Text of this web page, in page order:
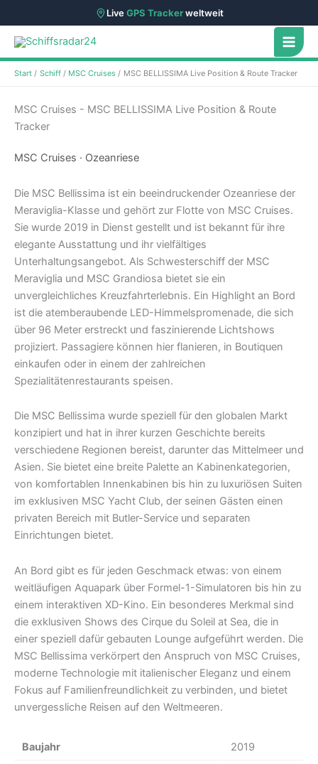
LiveGPS Trackerweltweit
Zum
Inhalt
springen
Start Schiff MSC Cruises MSC BELLISSIMA Live Position & Route Tracker
MSC Cruises - MSC BELLISSIMA Live Position & Route
Tracker
MSC Cruises · Ozeanriese
Die MSC Bellissima ist ein beeindruckender Ozeanriese der
Meraviglia-Klasse und gehört zur Flotte von MSC Cruises.
Sie wurde 2019 in Dienst gestellt und ist bekannt für ihre
elegante Ausstattung und ihr vielfältiges
Unterhaltungsangebot. Als Schwesterschiff der MSC
Meraviglia und MSC Grandiosa bietet sie ein
unvergleichliches Kreuzfahrterlebnis. Ein Highlight an Bord
ist die atemberaubende LED-Himmelspromenade, die sich
über 96 Meter erstreckt und faszinierende Lichtshows
projiziert. Passagiere können hier flanieren, in Boutiquen
einkaufen oder in einem der zahlreichen
Spezialitätenrestaurants speisen.
Die MSC Bellissima wurde speziell für den globalen Markt
konzipiert und hat in ihrer kurzen Geschichte bereits
verschiedene Regionen bereist, darunter das Mittelmeer und
Asien. Sie bietet eine breite Palette an Kabinenkategorien,
von komfortablen Innenkabinen bis hin zu luxuriösen Suiten
im exklusiven MSC Yacht Club, der seinen Gästen einen
privaten Bereich mit Butler-Service und separaten
Einrichtungen bietet.
An Bord gibt es für jeden Geschmack etwas: von einem
weitläufigen Aquapark über Formel-1-Simulatoren bis hin zu
einem interaktiven XD-Kino. Ein besonderes Merkmal sind
die exklusiven Shows des Cirque du Soleil at Sea, die in
einer speziell dafür gebauten Lounge aufgeführt werden. Die
MSC Bellissima verkörpert den Anspruch von MSC Cruises,
moderne Technologie mit italienischer Eleganz und einem
Fokus auf Familienfreundlichkeit zu verbinden, und bietet
unvergessliche Reisen auf den Weltmeeren.
Baujahr 2019